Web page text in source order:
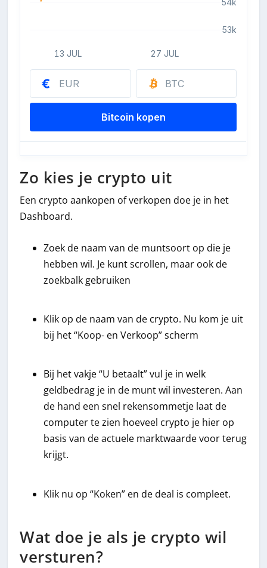
Zo kies je crypto uit
Een crypto aankopen of verkopen doe je in het
Dashboard.
Zoek de naam van de muntsoort op die je
hebben wil. Je kunt scrollen, maar ook de
zoekbalk gebruiken
Klik op de naam van de crypto. Nu kom je uit
bij het “Koop- en Verkoop” scherm
Bij het vakje “U betaalt” vul je in welk
geldbedrag je in de munt wil investeren. Aan
de hand een snel rekensommetje laat de
computer te zien hoeveel crypto je hier op
basis van de actuele marktwaarde voor terug
krijgt.
Klik nu op “Koken” en de deal is compleet.
Wat doe je als je crypto wil
versturen?